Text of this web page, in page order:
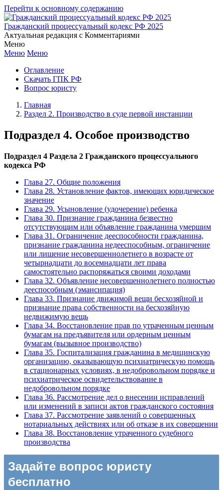
Перейти к основному содержанию
Гражданский процессуальный кодекс РФ 2025
Актуальная редакция с Комментариями
Меню
Меню Меню
Оглавление
Скачать ГПК РФ
Вопрос юристу
Главная
Раздел 2. Производство в суде первой инстанции
Подраздел 4. Особое производство
Подраздел 4 Раздела 2 Гражданского процессуального
кодекса РФ
Глава 27. Общие положения
Глава 28. Установление фактов, имеющих юридическое
значение
Глава 29. Усыновление (удочерение) ребенка
Глава 30. Признание гражданина безвестно
отсутствующим или объявление гражданина умершим
Глава 31. Ограничение дееспособности гражданина,
признание гражданина недееспособным, ограничение
или лишение несовершеннолетнего в возрасте от
четырнадцати до восемнадцати лет права
самостоятельно распоряжаться своими доходами
Глава 32. Объявление несовершеннолетнего полностью
дееспособным (эмансипация)
Глава 33. Признание движимой вещи бесхозяйной и
признание права собственности на бесхозяйную
недвижимую вещь
Глава 34. Восстановление прав по утраченным ценным
бумагам на предъявителя или ордерным ценным
бумагам (вызывное производство)
Глава 35. Госпитализация гражданина в медицинскую
организацию, оказывающую психиатрическую помощь
в стационарных условиях, в недобровольном порядке и
психиатрическое освидетельствование в
недобровольном порядке
Глава 36. Рассмотрение дел о внесении исправлений
или изменений в записи актов гражданского состояния
Глава 37. Рассмотрение заявлений о совершенных
нотариальных действиях или об отказе в их совершении
Глава 38. Восстановление утраченного судебного
производства